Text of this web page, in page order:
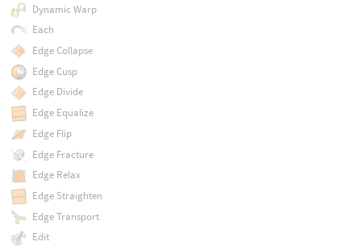
Dynamic Warp
Each
Edge Collapse
Edge Cusp
Edge Divide
Edge Equalize
Edge Flip
Edge Fracture
Edge Relax
Edge Straighten
Edge Transport
Edit